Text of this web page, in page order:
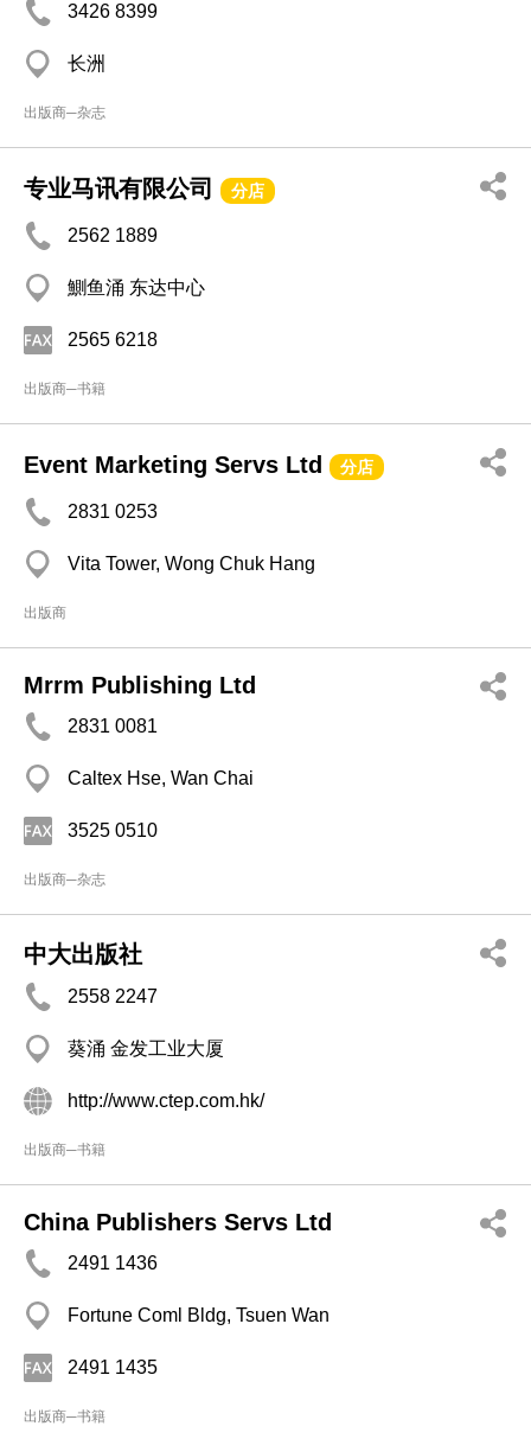
3426 8399
长洲
出版商─杂志
专业马讯有限公司 分店
2562 1889
鰂鱼涌 东达中心
2565 6218
出版商─书籍
Event Marketing Servs Ltd 分店
2831 0253
Vita Tower, Wong Chuk Hang
出版商
Mrrm Publishing Ltd
2831 0081
Caltex Hse, Wan Chai
3525 0510
出版商─杂志
中大出版社
2558 2247
葵涌 金发工业大厦
http://www.ctep.com.hk/
出版商─书籍
China Publishers Servs Ltd
2491 1436
Fortune Coml Bldg, Tsuen Wan
2491 1435
出版商─书籍